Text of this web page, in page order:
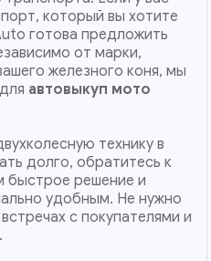
который вы хотите
готова предложить
от марки,
железного коня, мы
автовыкуп мото
технику в
долго, обратитесь к
быстрое решение и
удобным. Не нужно
с покупателями и